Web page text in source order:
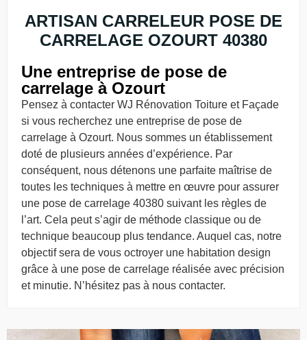
ARTISAN CARRELEUR POSE DE
CARRELAGE OZOURT 40380
Une entreprise de pose de
carrelage à Ozourt
Pensez à contacter WJ Rénovation Toiture et Façade
si vous recherchez une entreprise de pose de
carrelage à Ozourt. Nous sommes un établissement
doté de plusieurs années d’expérience. Par
conséquent, nous détenons une parfaite maîtrise de
toutes les techniques à mettre en œuvre pour assurer
une pose de carrelage 40380 suivant les règles de
l’art. Cela peut s’agir de méthode classique ou de
technique beaucoup plus tendance. Auquel cas, notre
objectif sera de vous octroyer une habitation design
grâce à une pose de carrelage réalisée avec précision
et minutie. N’hésitez pas à nous contacter.